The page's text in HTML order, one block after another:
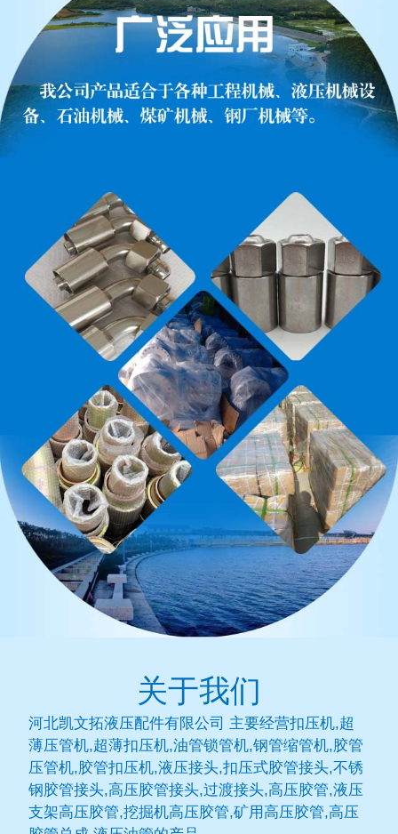
关于我们
河北凯文拓液压配件有限公司 主要经营扣压机,超
薄压管机,超薄扣压机,油管锁管机,钢管缩管机,胶管
压管机,胶管扣压机,液压接头,扣压式胶管接头,不锈
钢胶管接头,高压胶管接头,过渡接头,高压胶管,液压
支架高压胶管,挖掘机高压胶管,矿用高压胶管,高压